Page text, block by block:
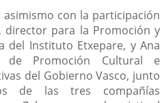
con la participación
director para la Promoción y
del Instituto Etxepare, y Ana
de Promoción Cultural e
del Gobierno Vasco, junto
de las tres compañías